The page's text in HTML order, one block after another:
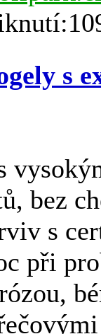
s
bez
s
při